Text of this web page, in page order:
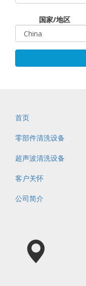
国家/地区
首页
零部件清洗设备
超声波清洗设备
客户关怀
公司简介